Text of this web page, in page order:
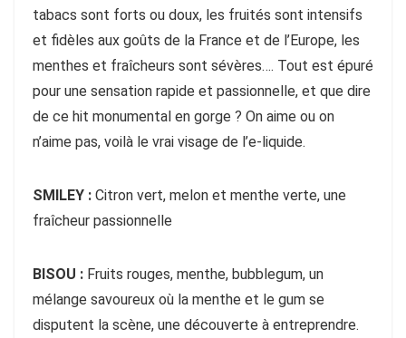
tabacs sont forts ou doux, les fruités sont intensifs
et fidèles aux goûts de la France et de l’Europe, les
menthes et fraîcheurs sont sévères…. Tout est épuré
pour une sensation rapide et passionnelle, et que dire
de ce hit monumental en gorge ? On aime ou on
n’aime pas, voilà le vrai visage de l’e-liquide.
SMILEY : Citron vert, melon et menthe verte, une
fraîcheur passionnelle
BISOU : Fruits rouges, menthe, bubblegum, un
mélange savoureux où la menthe et le gum se
disputent la scène, une découverte à entreprendre.